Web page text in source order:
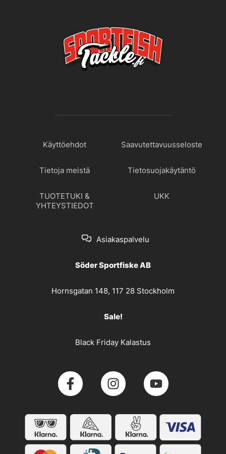
Käyttöehdot Saavutettavuusseloste
Tietoja meistä Tietosuojakäytäntö
TUOTETUKI &
YHTEYSTIEDOT
UKK
Asiakaspalvelu
Söder Sportfiske AB
Hornsgatan 148, 117 28 Stockholm
Sale!
Black Friday Kalastus